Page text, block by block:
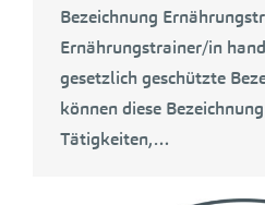
Bezeichnung
Ernährungstrainer/in
gesetzlich geschützte
können diese
Tätigkeiten,…